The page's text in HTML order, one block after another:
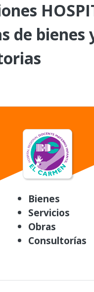
de
Bienes
Servicios
Obras
Consultorías